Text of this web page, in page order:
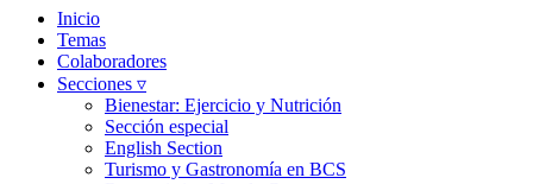
Inicio
Temas
Colaboradores
Secciones ▿
Bienestar: Ejercicio y Nutrición
Sección especial
English Section
Turismo y Gastronomía en BCS